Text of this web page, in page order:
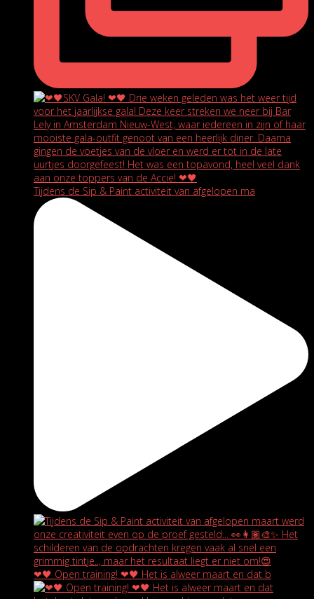
Tijdens de Sip & Paint activiteit van afgelopen ma
❤🖤 Open training! ❤🖤 Het is alweer maart en dat b